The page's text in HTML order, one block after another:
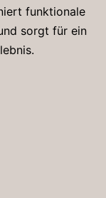
funktionale
sorgt für ein